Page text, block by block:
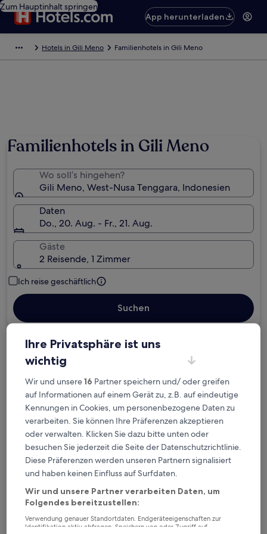
Zum Hauptinhalt springen
App herunterladen
Hotels in Gili Meno Familienhotels in Gili Meno
Familienhotels in Gili Meno
Wo soll’s hingehen?
Gili Meno, West-Nusa Tenggara, Indonesien
Daten
Do., 20. Aug. - Fr., 21. Aug.
Gäste
2 Reisende, 1 Zimmer
Ich reise geschäftlich
Suchen
Kostenlose Stornierung bei
Planänderungen
Verdiene Prämien für jede
wahrgenommene Übernachtung
Mehr sparen mit Preisen für Mitglieder
Überprüfe die Preise für diese Daten
Heute
6. Aug. - 7. Aug.
Morgen
7. Aug. - 8. Aug.
Ihre Privatsphäre ist uns
wichtig
Wir und unsere16 Partner speichern und/ oder greifen
auf Informationen auf einem Gerät zu, z.B. auf eindeutige
Kennungen in Cookies, um personenbezogene Daten zu
verarbeiten. Sie können Ihre Präferenzen akzeptieren
oder verwalten. Klicken Sie dazu bitte unten oder
besuchen Sie jederzeit die Seite der Datenschutzrichtlinie.
Diese Präferenzen werden unseren Partnern signalisiert
und haben keinen Einfluss auf Surfdaten.
Wir und unsere Partner verarbeiten Daten, um
Folgendes bereitzustellen:
Verwendung genauer Standortdaten. Endgeräteeigenschaften zur
Identifikation aktiv abfragen. Speichern von oder Zugriff auf